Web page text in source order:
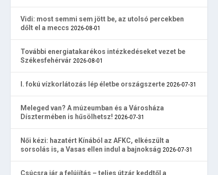
Vidi: most semmi sem jött be, az utolsó percekben
dőlt el a meccs 2026-08-01
További energiatakarékos intézkedéseket vezet be
Székesfehérvár 2026-08-01
I. fokú vízkorlátozás lép életbe országszerte 2026-07-31
Meleged van? A múzeumban és a Városháza
Dísztermében is hűsölhetsz! 2026-07-31
Női kézi: hazatért Kínából az AFKC, elkészült a
sorsolás is, a Vasas ellen indul a bajnokság 2026-07-31
Csúcsra jár a felújítás – teljes útzár keddtől a